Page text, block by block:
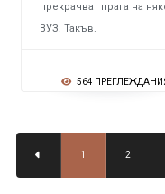
прекрачват прага на
ВУЗ. Такъв.
564
1 2